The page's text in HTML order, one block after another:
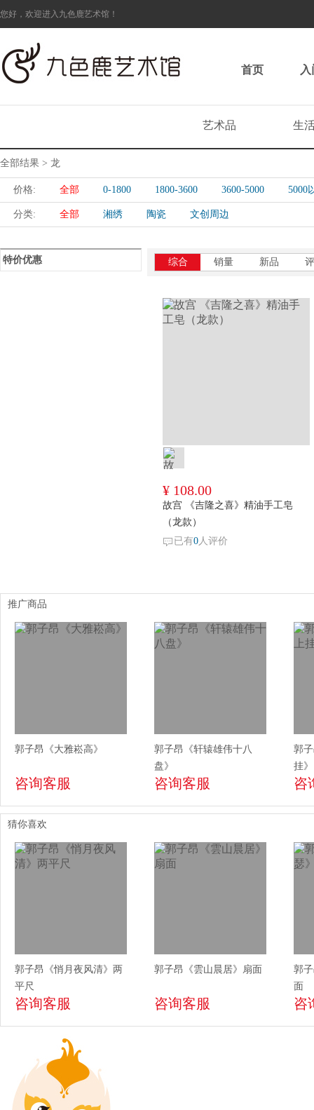
您好，欢迎进入九色鹿艺术馆！
首页
艺术品 生
全部结果 > 龙
价格: 全部 0-1800 1800-3600 3600-5000 5000
分类: 全部 湘绣 陶瓷 文创周边
特价优惠 综合 销量 新品
¥ 108.00
故宫 《吉隆之喜》精油手工皂
（龙款）
已有0人评价
推广商品
郭子昂《大雅崧高》
咨询客服
郭子昂《轩辕雄伟十八
盘》
咨询客服
郭
挂》
咨
猜你喜欢
郭子昂《悄月夜风清》两
平尺
咨询客服
郭子昂《雲山晨居》扇面
咨询客服
郭
面
咨